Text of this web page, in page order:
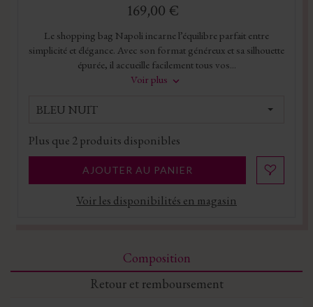
169,00 €
Le shopping bag Napoli incarne l’équilibre parfait entre
simplicité et élégance. Avec son format généreux et sa silhouette
épurée, il accueille facilement tous vos...
Voir plus
BLEU NUIT
Plus que 2produits disponibles
AJOUTER AU PANIER
Voir les disponibilités en magasin
Composition
Retour et remboursement